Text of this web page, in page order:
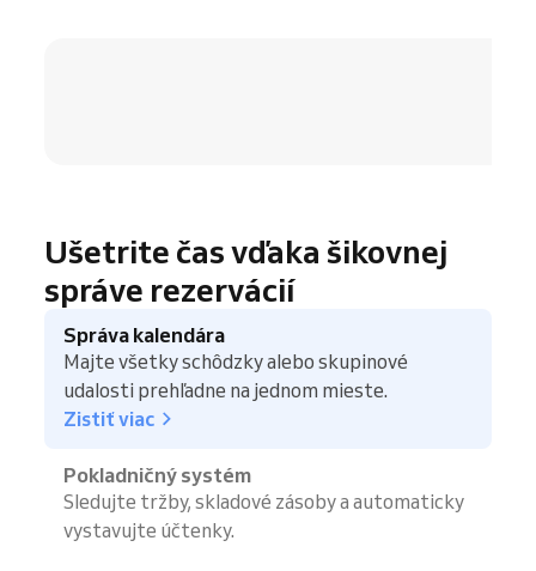
Ušetrite čas vďaka šikovnej
správe rezervácií
Správa kalendára
Majte všetky schôdzky alebo skupinové
udalosti prehľadne na jednom mieste.
Zistiť viac
Pokladničný systém
Sledujte tržby, skladové zásoby a automaticky
vystavujte účtenky.